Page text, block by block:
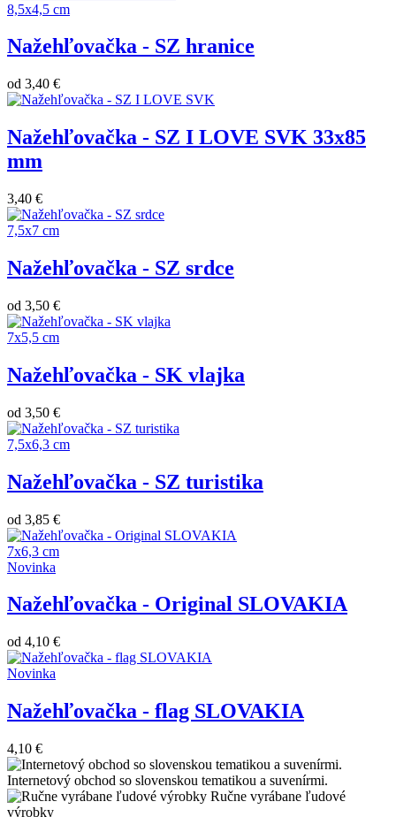
8,5x4,5 cm
Nažehľovačka - SZ hranice
od 3,40 €
Nažehľovačka - SZ I LOVE SVK 33x85
mm
3,40 €
7,5x7 cm
Nažehľovačka - SZ srdce
od 3,50 €
7x5,5 cm
Nažehľovačka - SK vlajka
od 3,50 €
7,5x6,3 cm
Nažehľovačka - SZ turistika
od 3,85 €
7x6,3 cm
Novinka
Nažehľovačka - Original SLOVAKIA
od 4,10 €
Novinka
Nažehľovačka - flag SLOVAKIA
4,10 €
Internetový obchod so slovenskou tematikou a suvenírmi.
Ručne vyrábane ľudové
výrobky